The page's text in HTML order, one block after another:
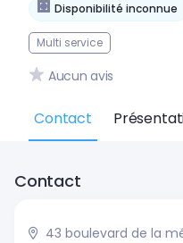
Disponibilité inconnue
Multi service
Aucun avis
Contact
Contact
43 boulevard de la